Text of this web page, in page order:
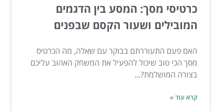
כרטיסי מסך: המסע בין הדגמים
המובילים ושעור הקסם שבפנים
האם פעם התעוררתם בבוקר עם שאלה, מה הכרטיס
מסך הכי טוב שיכול להפעיל את המשחק האהוב עליכם
בצורה המושלמת?...
קרא עוד »